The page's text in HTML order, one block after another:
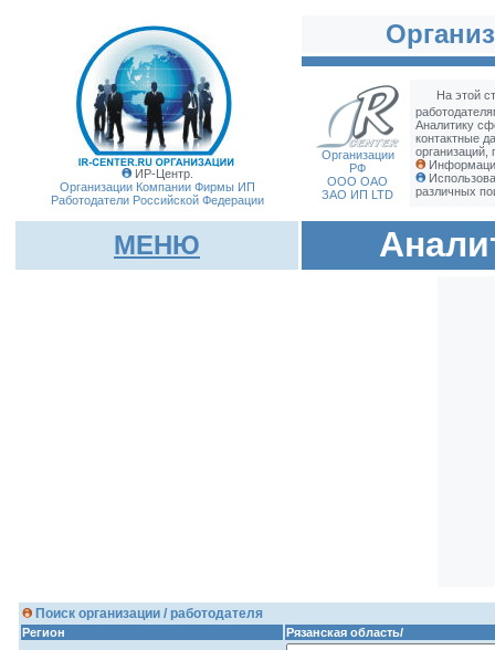
ИР-Центр.
Организации Компании Фирмы ИП
Работодатели Российской Федерации
Организации
РФ
ООО ОАО
ЗАО ИП LTD
На этой
Аналитику
контактные
различных
МЕНЮ
Поиск организации / работодателя
Регион Рязанская область/